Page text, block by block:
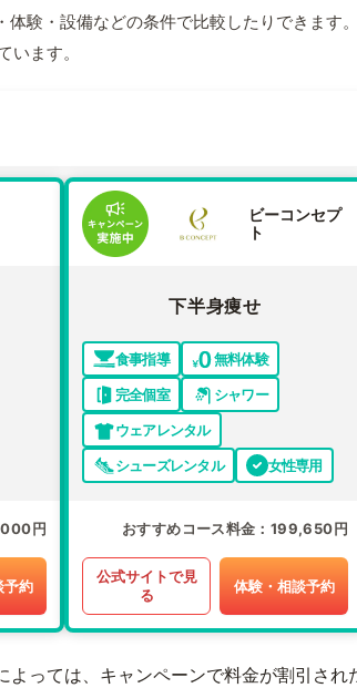
験・設備などの条件で比較したりできます
ます。
円
予約
ビーコンセプ
ト
下半身痩せ
食事指導
無料体験
完全個室
シャワー
ウェアレンタル
シューズレンタル
女性専用
おすすめコース料金 199,650円
公式サイトで見
る
体験・相談予約
っては、キャンペーンで料金が割引され